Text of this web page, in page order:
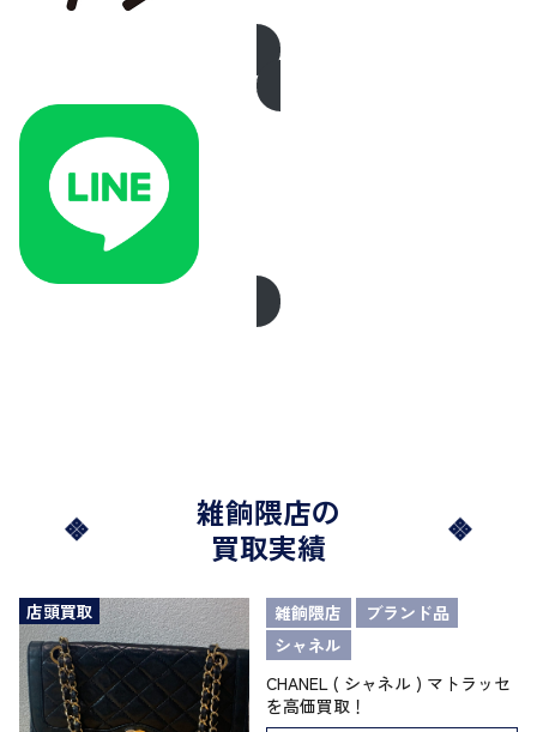
雑餉隈店の
買取実績
店頭買取 雑餉隈店
ブランド品
シャネル
CHANEL ( シャネル ) マトラッセ
を高価買取！